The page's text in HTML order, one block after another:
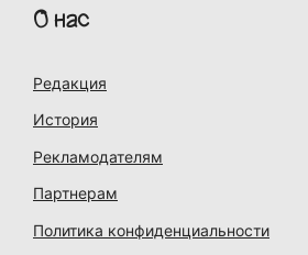
О нас
Редакция
История
Рекламодателям
Партнерам
Политика конфиденциальности